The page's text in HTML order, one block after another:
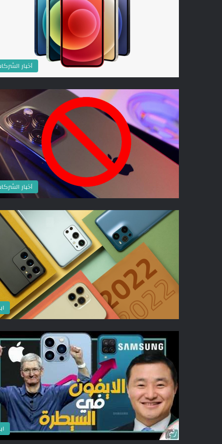
أخبار
أخبار